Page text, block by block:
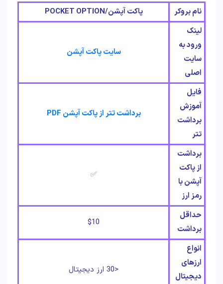
نام بروکر
پاکت آپشن/POCKET OPTION
لینک
ورود به
سایت
اصلی
سایت پاکت آپشن
فایل
آموزش
برداشت
تتر
برداشت تتر از پاکت آپشن PDF
برداشت
از پاکت
آپشن با
رمز ارز
✅
حداقل
برداشت
$10
انواع
ارزهای
دیجیتال
<30 ارز دیجیتال